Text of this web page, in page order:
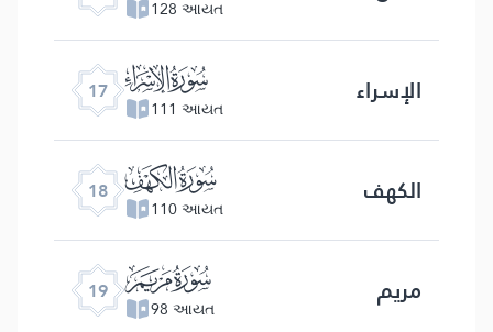
128 આયત
17 ﮝ
111 આયત الإسراء
18 ﮞ
110 આયત الكهف
19 ﮟ
98 આયત مریم